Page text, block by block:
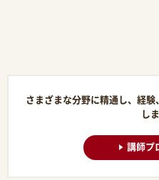
さまざまな分野に精通し、経
し
講師プ